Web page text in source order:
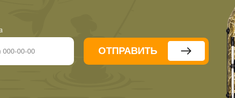
ОТПРАВИТЬ